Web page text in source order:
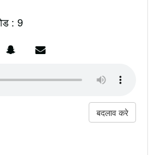
: 9
बदलाव करे